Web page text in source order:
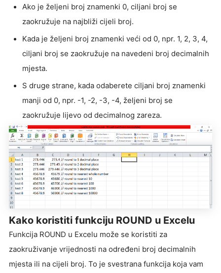
Ako je željeni broj znamenki 0, ciljani broj se
zaokružuje na najbliži cijeli broj.
Kada je željeni broj znamenki veći od 0, npr. 1, 2, 3, 4,
ciljani broj se zaokružuje na navedeni broj decimalnih
mjesta.
S druge strane, kada odaberete ciljani broj znamenki
manji od 0, npr. -1, -2, -3, -4, željeni broj se
zaokružuje lijevo od decimalnog zareza.
Kako koristiti funkciju ROUND u Excelu
Funkcija ROUND u Excelu može se koristiti za
zaokruživanje vrijednosti na određeni broj decimalnih
mjesta ili na cijeli broj. To je svestrana funkcija koja vam